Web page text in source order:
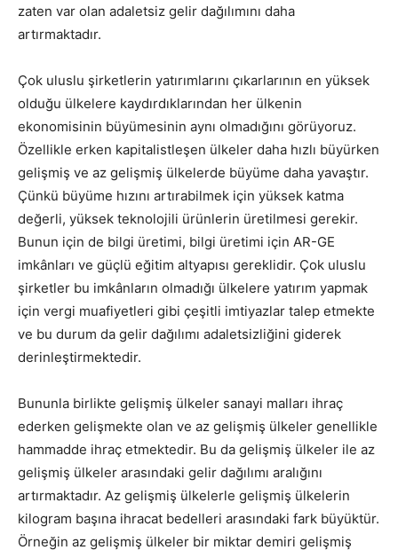
zaten var olan adaletsiz gelir dağılımını daha
artırmaktadır.
Çok uluslu şirketlerin yatırımlarını çıkarlarının en yüksek
olduğu ülkelere kaydırdıklarından her ülkenin
ekonomisinin büyümesinin aynı olmadığını görüyoruz.
Özellikle erken kapitalistleşen ülkeler daha hızlı büyürken
gelişmiş ve az gelişmiş ülkelerde büyüme daha yavaştır.
Çünkü büyüme hızını artırabilmek için yüksek katma
değerli, yüksek teknolojili ürünlerin üretilmesi gerekir.
Bunun için de bilgi üretimi, bilgi üretimi için AR-GE
imkânları ve güçlü eğitim altyapısı gereklidir. Çok uluslu
şirketler bu imkânların olmadığı ülkelere yatırım yapmak
için vergi muafiyetleri gibi çeşitli imtiyazlar talep etmekte
ve bu durum da gelir dağılımı adaletsizliğini giderek
derinleştirmektedir.
Bununla birlikte gelişmiş ülkeler sanayi malları ihraç
ederken gelişmekte olan ve az gelişmiş ülkeler genellikle
hammadde ihraç etmektedir. Bu da gelişmiş ülkeler ile az
gelişmiş ülkeler arasındaki gelir dağılımı aralığını
artırmaktadır. Az gelişmiş ülkelerle gelişmiş ülkelerin
kilogram başına ihracat bedelleri arasındaki fark büyüktür.
Örneğin az gelişmiş ülkeler bir miktar demiri gelişmiş